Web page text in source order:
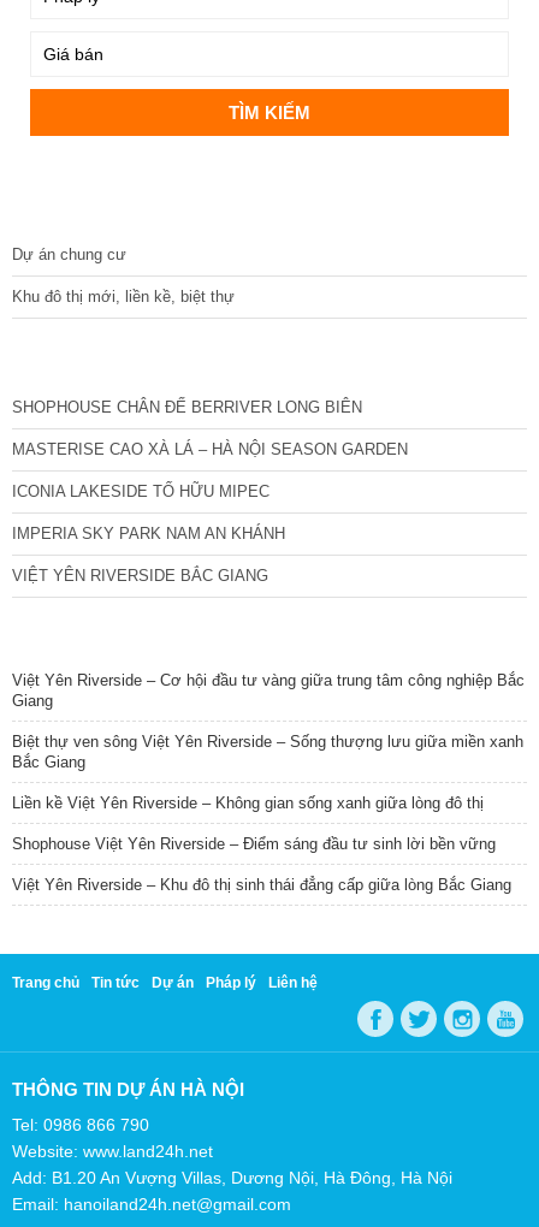
Dự án chung cư
Khu đô thị mới, liền kề, biệt thự
SHOPHOUSE CHÂN ĐẾ BERRIVER LONG BIÊN
MASTERISE CAO XÀ LÁ – HÀ NỘI SEASON GARDEN
ICONIA LAKESIDE TỐ HỮU MIPEC
IMPERIA SKY PARK NAM AN KHÁNH
VIỆT YÊN RIVERSIDE BẮC GIANG
Việt Yên Riverside – Cơ hội đầu tư vàng giữa trung tâm công nghiệp Bắc
Giang
Biệt thự ven sông Việt Yên Riverside – Sống thượng lưu giữa miền xanh
Bắc Giang
Liền kề Việt Yên Riverside – Không gian sống xanh giữa lòng đô thị
Shophouse Việt Yên Riverside – Điểm sáng đầu tư sinh lời bền vững
Việt Yên Riverside – Khu đô thị sinh thái đẳng cấp giữa lòng Bắc Giang
Trang chủ Tin tức Dự án Pháp lý Liên hệ
THÔNG TIN DỰ ÁN HÀ NỘI
Tel: 0986 866 790
Website: www.land24h.net
Add: B1.20 An Vượng Villas, Dương Nội, Hà Đông, Hà Nội
Email: hanoiland24h.net@gmail.com